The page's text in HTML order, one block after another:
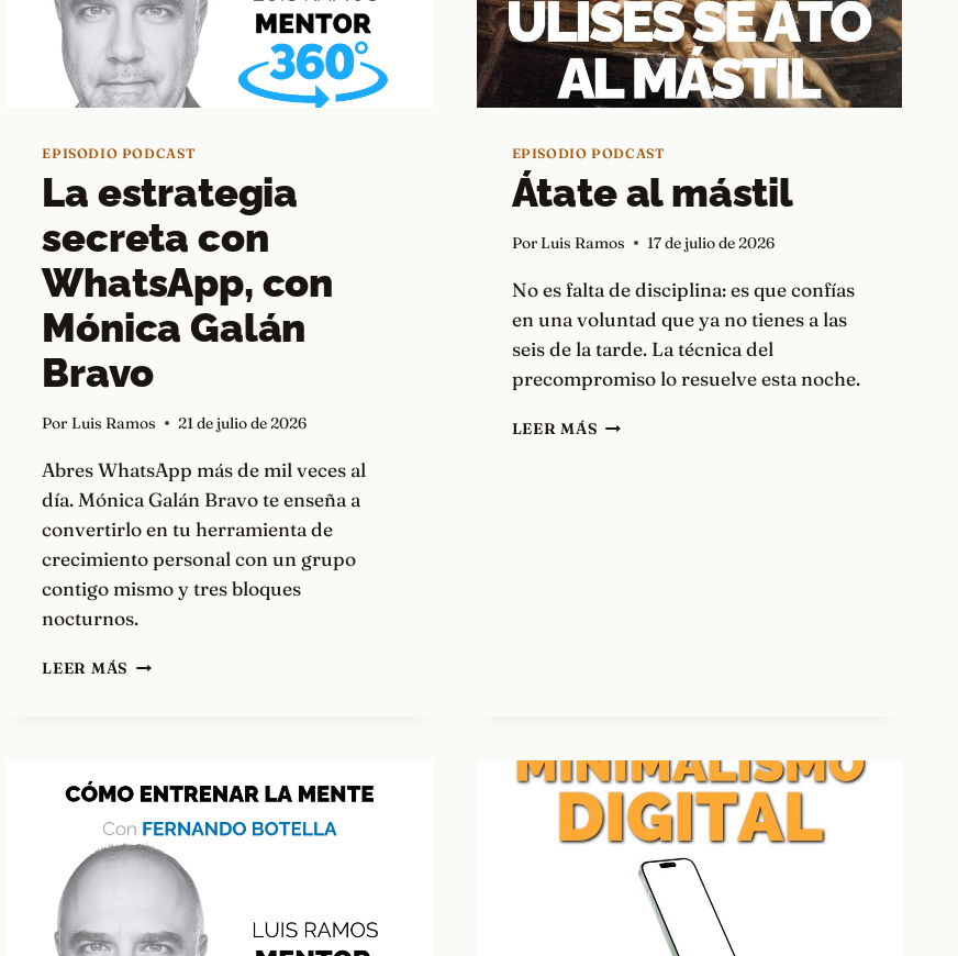
EPISODIO PODCAST
La estrategia
secreta con
WhatsApp, con
Mónica Galán
Bravo
Por Luis Ramos 21 de julio de 2026
Abres WhatsApp más de mil veces al
día. Mónica Galán Bravo te enseña a
convertirlo en tu herramienta de
crecimiento personal con un grupo
contigo mismo y tres bloques
nocturnos.
LEER MÁS LA
CON
MÓNICA
GALÁN
BRAVO
EPISODIO PODCAST
Átate al mástil
Por Luis Ramos 17 de julio de 2026
No es falta de disciplina: es que confías
en una voluntad que ya no tienes a las
seis de la tarde. La técnica del
precompromiso lo resuelve esta noche.
LEER MÁS ÁTATE